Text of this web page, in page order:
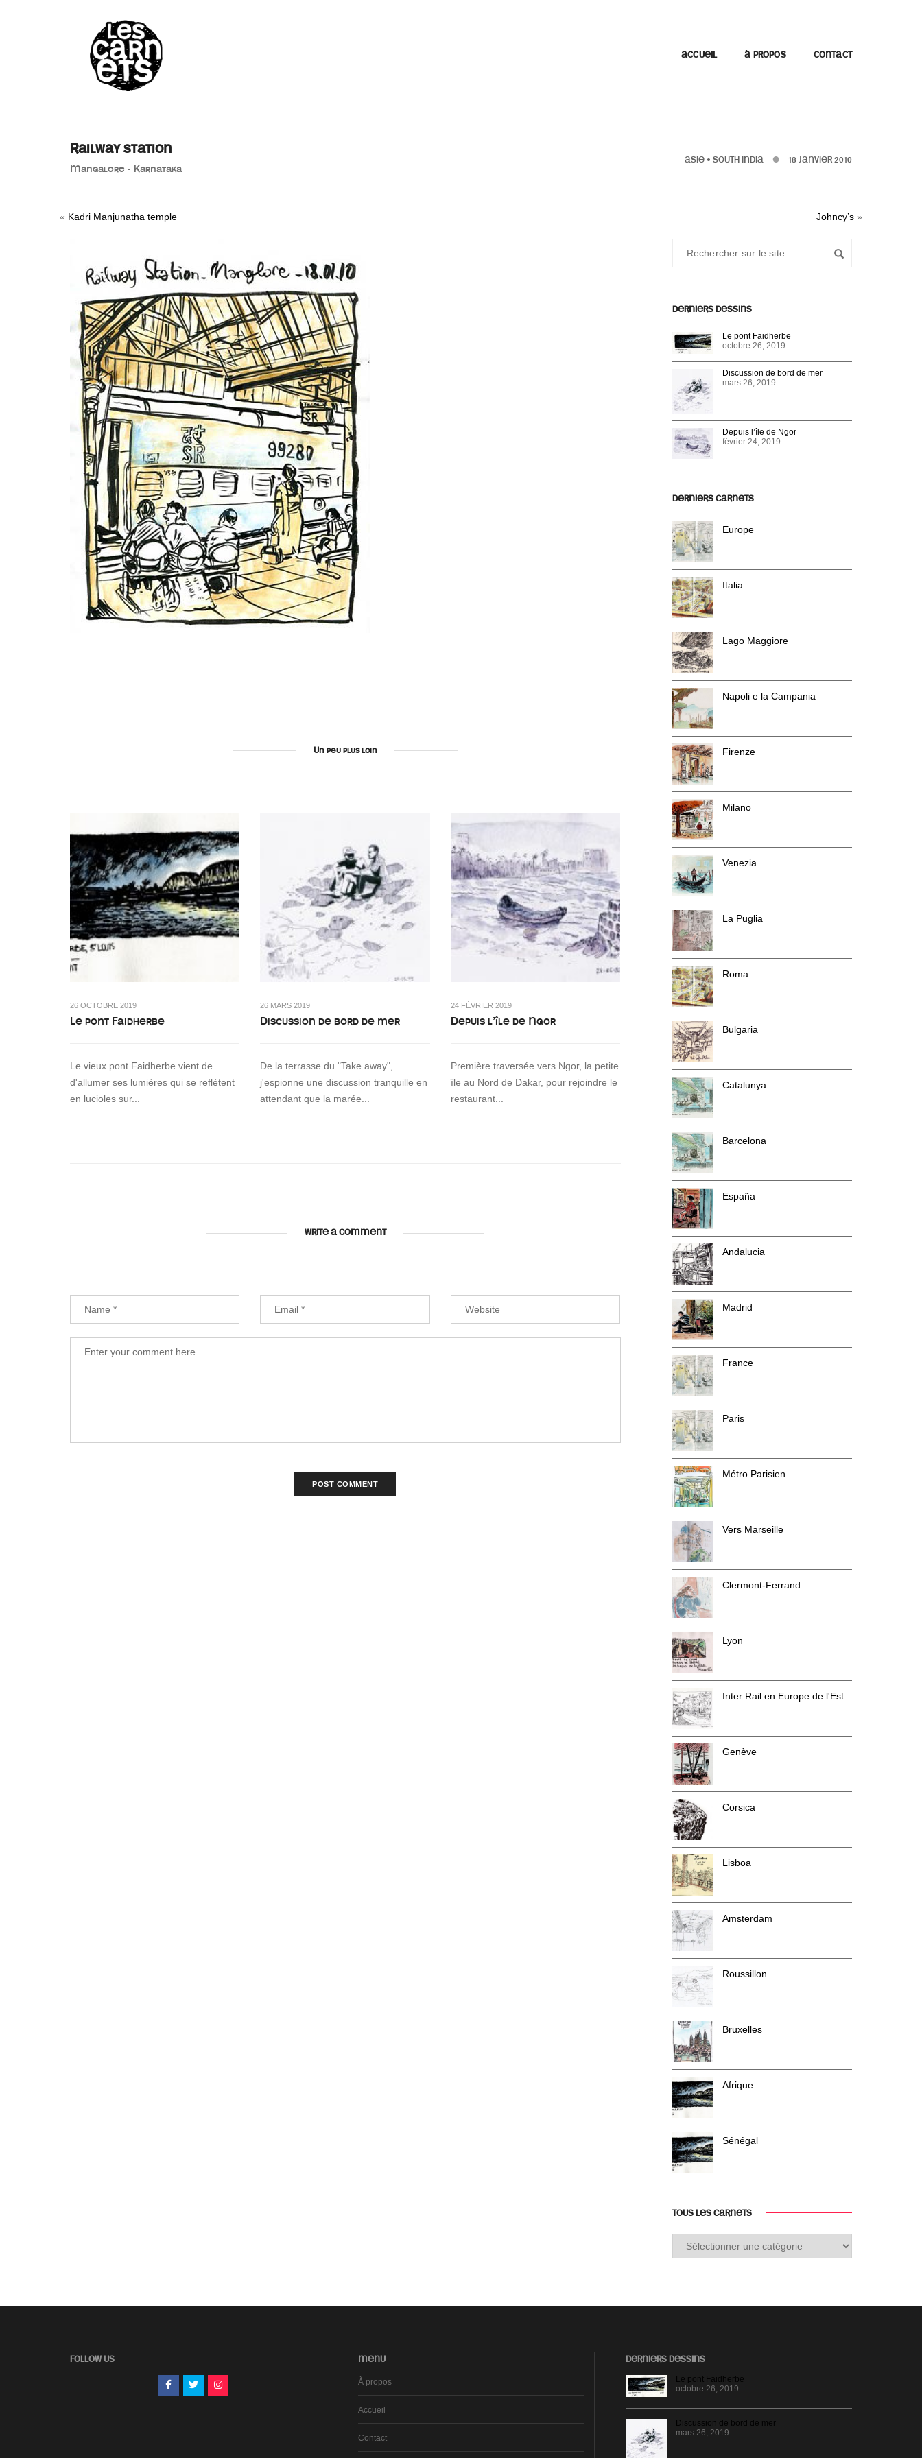
ACCUEIL À PROPOS CONTACT
Railway station
Mangalore - Karnataka
ASIE • SOUTH INDIA 18 JANVIER 2010
« Kadri Manjunatha temple Johncy’s »
Un peu plus loin
26 OCTOBRE 2019
Le pont Faidherbe
Le vieux pont Faidherbe vient de
d'allumer ses lumières qui se reflètent
en lucioles sur...
26 MARS 2019
Discussion de bord de mer
De la terrasse du "Take away",
j'espionne une discussion tranquille en
attendant que la marée...
24 FÉVRIER 2019
Depuis l’île de Ngor
Première traversée vers Ngor, la petite
île au Nord de Dakar, pour rejoindre le
restaurant...
WRITE A COMMENT
DERNIERS DESSINS
Le pont Faidherbe
octobre 26, 2019
Discussion de bord de mer
mars 26, 2019
Depuis l’île de Ngor
février 24, 2019
DERNIERS CARNETS
Europe
Italia
Lago Maggiore
Napoli e la Campania
Firenze
Milano
Venezia
La Puglia
Roma
Bulgaria
Catalunya
Barcelona
España
Andalucia
Madrid
France
Paris
Métro Parisien
Vers Marseille
Clermont-Ferrand
Lyon
Inter Rail en Europe de l'Est
Genève
Corsica
Lisboa
Amsterdam
Roussillon
Bruxelles
Afrique
Sénégal
TOUS LES CARNETS
Tous
les
FOLLOW US MENU
À propos
Accueil
Contact
DERNIERS DESSINS
Le pont Faidherbe
octobre 26, 2019
Discussion de bord de mer
mars 26, 2019